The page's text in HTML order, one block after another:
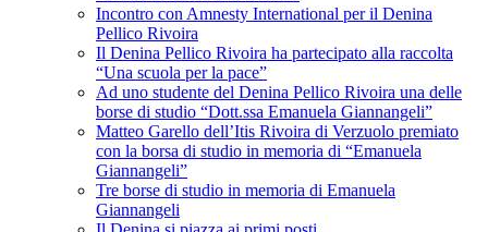
Incontro con Amnesty International per il Denina
Pellico Rivoira
Il Denina Pellico Rivoira ha partecipato alla raccolta
“Una scuola per la pace”
Ad uno studente del Denina Pellico Rivoira una delle
borse di studio “Dott.ssa Emanuela Giannangeli”
Matteo Garello dell’Itis Rivoira di Verzuolo premiato
con la borsa di studio in memoria di “Emanuela
Giannangeli”
Tre borse di studio in memoria di Emanuela
Giannangeli